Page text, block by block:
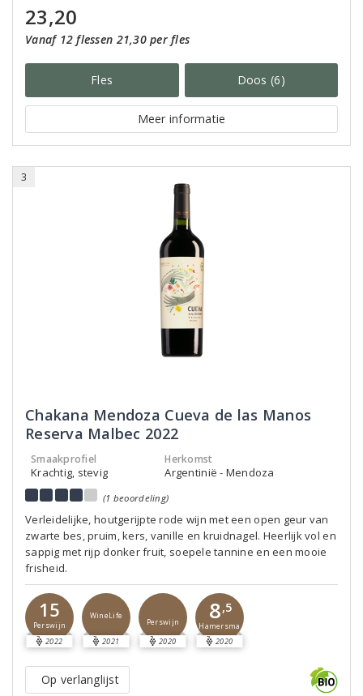
23,20
Vanaf 12 flessen 21,30 per fles
Fles Doos (6)
Meer informatie
3
Chakana Mendoza Cueva de las Manos
Reserva Malbec 2022
Smaakprofiel
Krachtig, stevig
Herkomst
Argentinië - Mendoza
(1 beoordeling)
Verleidelijke, houtgerijpte rode wijn met een open geur van
zwarte bes, pruim, kers, vanille en kruidnagel. Heerlijk vol en
sappig met rijp donker fruit, soepele tannine en een mooie
frisheid.
15
Perswijn
2022
WineLife
2021
Perswijn
2020
8,5
Hamersma
2020
Op verlanglijst